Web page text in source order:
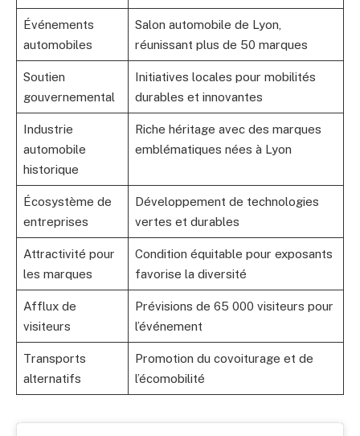
Événements
automobiles
Salon automobile de Lyon,
réunissant plus de 50 marques
Soutien
gouvernemental
Initiatives locales pour mobilités
durables et innovantes
Industrie
automobile
historique
Riche héritage avec des marques
emblématiques nées à Lyon
Écosystème de
entreprises
Développement de technologies
vertes et durables
Attractivité pour
les marques
Condition équitable pour exposants
favorise la diversité
Afflux de
visiteurs
Prévisions de 65 000 visiteurs pour
l’événement
Transports
alternatifs
Promotion du covoiturage et de
l’écomobilité